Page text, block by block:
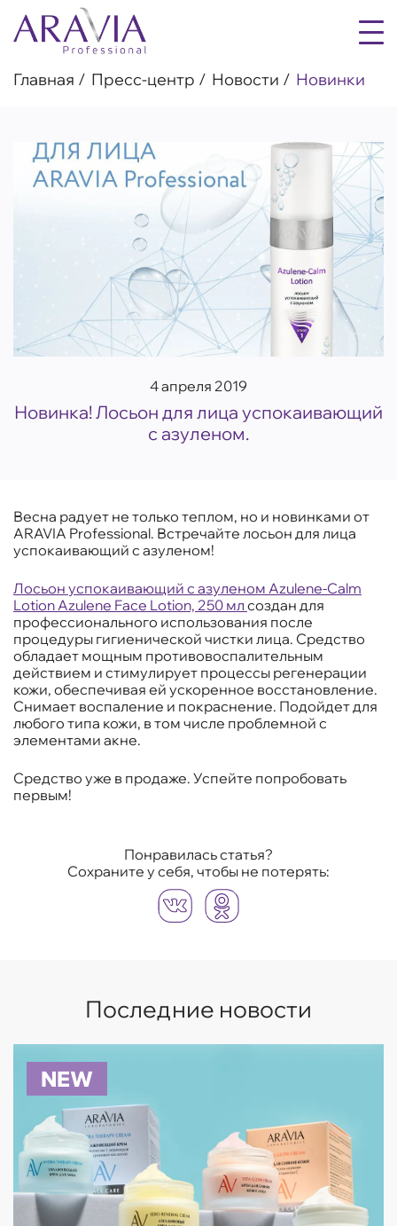
Главная Пресс-центр Новости Новинки
4 апреля 2019
Новинка! Лосьон для лица успокаивающий
с азуленом.
Весна радует не только теплом, но и новинками от
ARAVIA Professional. Встречайте лосьон для лица
успокаивающий с азуленом!
Лосьон успокаивающий с азуленом Azulene-Calm
Lotion Azulene Face Lotion, 250 мл создан для
профессионального использования после
процедуры гигиенической чистки лица. Средство
обладает мощным противовоспалительным
действием и стимулирует процессы регенерации
кожи, обеспечивая ей ускоренное восстановление.
Снимает воспаление и покраснение. Подойдет для
любого типа кожи, в том числе проблемной с
элементами акне.
Средство уже в продаже. Успейте попробовать
первым!
Понравилась статья?
Сохраните у себя, чтобы не потерять:
Последние новости
NEW